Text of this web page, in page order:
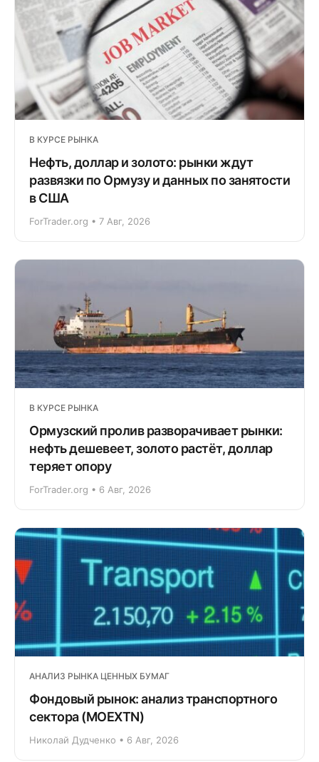
В КУРСЕ РЫНКА
Нефть, доллар и золото: рынки ждут
развязки по Ормузу и данных по занятости
в США
ForTrader.org • 7 Авг, 2026
В КУРСЕ РЫНКА
Ормузский пролив разворачивает рынки:
нефть дешевеет, золото растёт, доллар
теряет опору
ForTrader.org • 6 Авг, 2026
АНАЛИЗ РЫНКА ЦЕННЫХ БУМАГ
Фондовый рынок: анализ транспортного
сектора (MOEXTN)
Николай Дудченко • 6 Авг, 2026